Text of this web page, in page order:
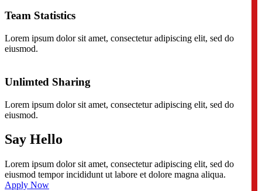
Team Statistics
Lorem ipsum dolor sit amet, consectetur adipiscing elit, sed do
eiusmod.
Unlimted Sharing
Lorem ipsum dolor sit amet, consectetur adipiscing elit, sed do
eiusmod.
Say Hello
Lorem ipsum dolor sit amet, consectetur adipiscing elit, sed do
eiusmod tempor incididunt ut labore et dolore magna aliqua.
Apply Now